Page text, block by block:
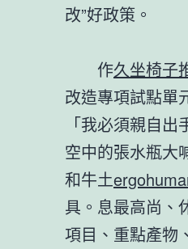
改”好政策。
作久坐椅子
改造專項試點單
「我必須親自
空中的張水瓶大
和牛土
具。息最高尚、
項目、重點產物